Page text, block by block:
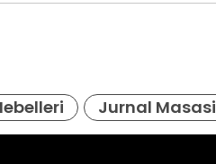
Jurnal Masasi